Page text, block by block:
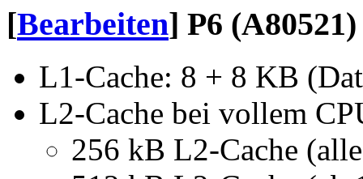
[Bearbeiten] P6 (A80521)
L1-Cache: 8 + 8 KB
L2-Cache bei vollem
256 kB L2-Cache